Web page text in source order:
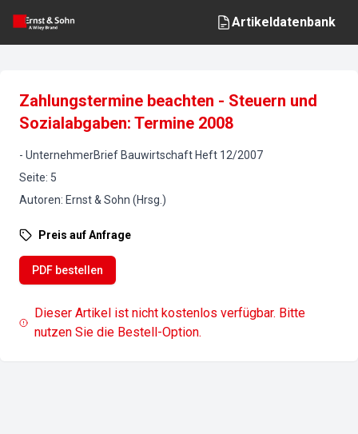
Artikeldatenbank
Zahlungstermine beachten - Steuern und
Sozialabgaben: Termine 2008
- UnternehmerBrief Bauwirtschaft Heft 12/2007
Seite: 5
Autoren: Ernst & Sohn (Hrsg.)
Preis auf Anfrage
PDF bestellen
Dieser Artikel ist nicht kostenlos verfügbar. Bitte
nutzen Sie die Bestell-Option.